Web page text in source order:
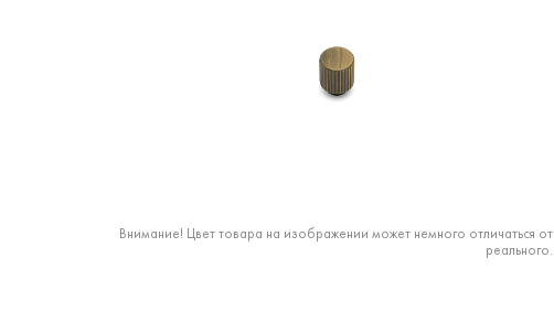
Внимание! Цвет товара на изображении может немного отличаться от
реального.